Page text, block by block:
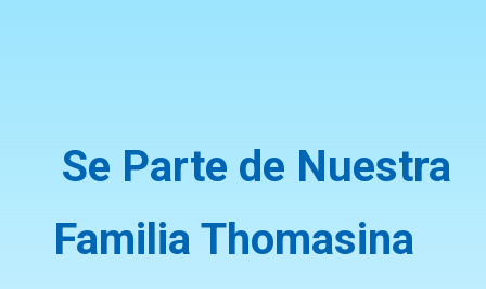
Se Parte de Nuestra
Familia Thomasina